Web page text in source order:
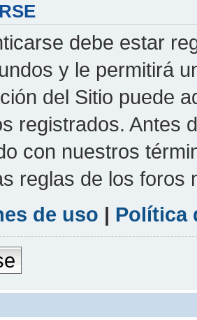
debe estar
y le permitirá
del Sitio puede
registrados. Antes
con nuestros
reglas de los foros
de uso | Política